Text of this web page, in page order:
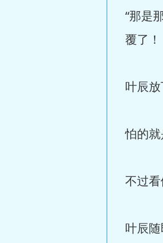
“那是
覆了！
叶辰放
怕的就
不过看
叶辰